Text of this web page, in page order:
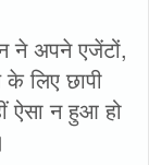
ने अपने एजेंटों,
लिए छापी
ऐसा न हुआ हो